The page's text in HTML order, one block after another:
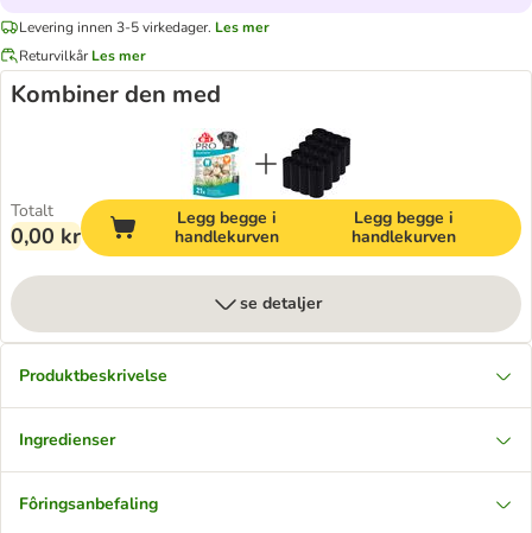
Levering innen 3-5 virkedager. Les mer
Returvilkår Les mer
Kombiner den med
Totalt
0,00 kr
Legg begge i
handlekurven
Legg begge i
handlekurven
se detaljer
Produktbeskrivelse
Ingredienser
Fôringsanbefaling